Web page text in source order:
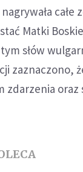
całe
Matki
słów
zaznaczono,
zdarzenia